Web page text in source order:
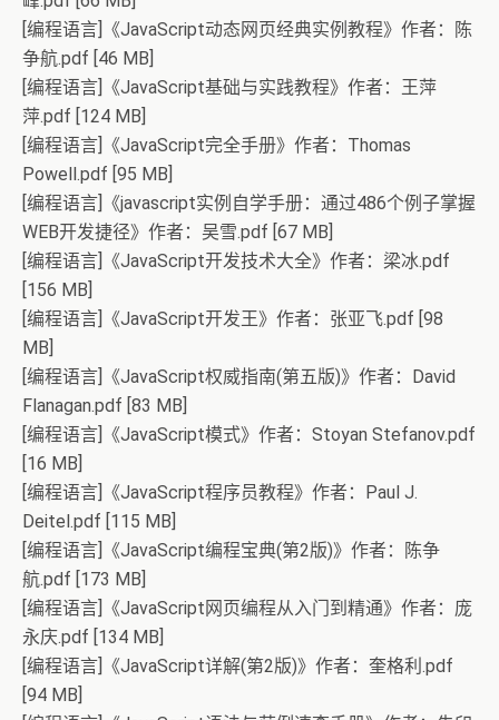
[编程语言]《JavaScript动态网页经典实例教程》作者：陈
争航.pdf [46 MB]
[编程语言]《JavaScript基础与实践教程》作者：王萍
萍.pdf [124 MB]
[编程语言]《JavaScript完全手册》作者：Thomas
Powell.pdf [95 MB]
[编程语言]《javascript实例自学手册：通过486个例子掌握
WEB开发捷径》作者：吴雪.pdf [67 MB]
[编程语言]《JavaScript开发技术大全》作者：梁冰.pdf
[156 MB]
[编程语言]《JavaScript开发王》作者：张亚飞.pdf [98
MB]
[编程语言]《JavaScript权威指南(第五版)》作者：David
Flanagan.pdf [83 MB]
[编程语言]《JavaScript模式》作者：Stoyan Stefanov.pdf
[16 MB]
[编程语言]《JavaScript程序员教程》作者：Paul J.
Deitel.pdf [115 MB]
[编程语言]《JavaScript编程宝典(第2版)》作者：陈争
航.pdf [173 MB]
[编程语言]《JavaScript网页编程从入门到精通》作者：庞
永庆.pdf [134 MB]
[编程语言]《JavaScript详解(第2版)》作者：奎格利.pdf
[94 MB]